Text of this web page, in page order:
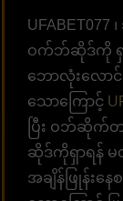
ဝက်ဘ်ဆိုဒ်ကို ရှ
ဘောလုံးလော
သောကြောင့်
ပြီး ဝဘ်ဆိုက်
ဆိုဒ်ကိုရှာရန် မ
အချိန်ဖြုန်း